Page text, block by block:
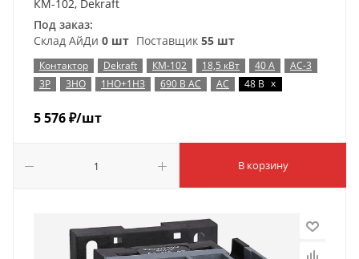
КМ-102, Dekraft
Под заказ:
Склад АйДи 0 шт Поставщик 55 шт
Контактор Dekraft КМ-102 18,5 кВт 40 А
AC-3
3P
3НО 1НО+1НЗ 690 В AC AC 48 В x
5 576₽/шт
В корзину